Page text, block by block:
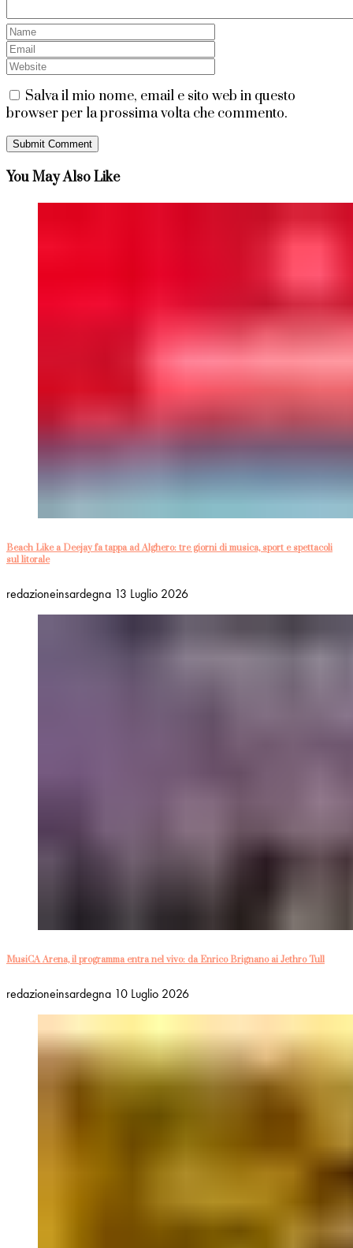
Salva il mio nome, email e sito web in questo
browser per la prossima volta che commento.
You May Also Like
Beach Like a Deejay fa tappa ad Alghero: tre giorni di musica, sport e spettacoli
sul litorale
redazioneinsardegna 13 Luglio 2026
MusiCA Arena, il programma entra nel vivo: da Enrico Brignano ai Jethro Tull
redazioneinsardegna 10 Luglio 2026